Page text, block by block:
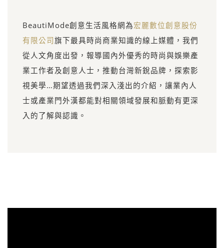
BeautiMode創意生活風格網為宏麗數位創意股份
有限公司旗下最具時尚商業知識的線上媒體，我們
從人文角度出發，報導國內外優秀的時尚與娛樂產
業工作者及創意人士，推動台灣新銳品牌，探索影
視美學…期望透過我們深入淺出的介紹，讓業內人
士或產業門外漢都能對相關領域發展和脈動有更深
入的了解與認識。